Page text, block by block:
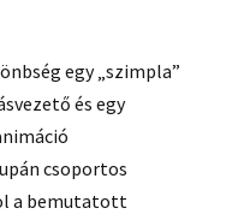
egy „szimpla”
és egy
csoportos
a bemutatott